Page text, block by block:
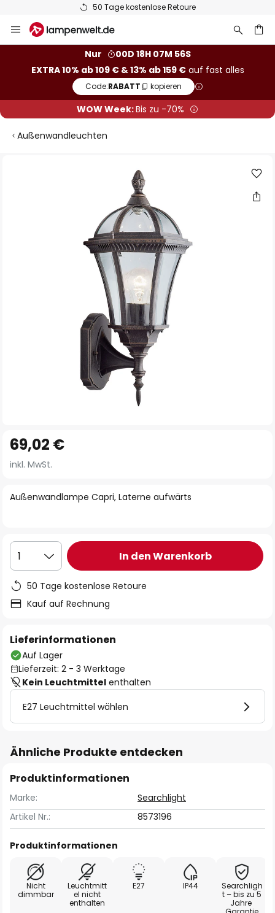
50 Tage kostenlose Retoure
Inhalt
Nur
00D 18H 07M 56S
EXTRA 10% ab 109 € & 13% ab 159 €auf fast alles
Code:RABATT kopieren
WOW Week:Bis zu -70%
Außenwandleuchten
Anfang
der
springen
Außenwandlampe Capri, Laterne aufwärts
69,02 €
inkl. MwSt.
1 In den Warenkorb
50 Tage kostenlose Retoure
Kauf auf Rechnung
Lieferinformationen
Auf Lager
Lieferzeit: 2 - 3 Werktage
Kein Leuchtmittel enthalten
E27 Leuchtmittel wählen
Ähnliche Produkte entdecken
Produktinformationen
Marke:
Searchlight
Artikel Nr.:
8573196
Produktinformationen
Nicht
dimmbar
Leuchtmitt
el nicht
enthalten
E27 IP44
Searchligh
t – bis zu 5
Jahre